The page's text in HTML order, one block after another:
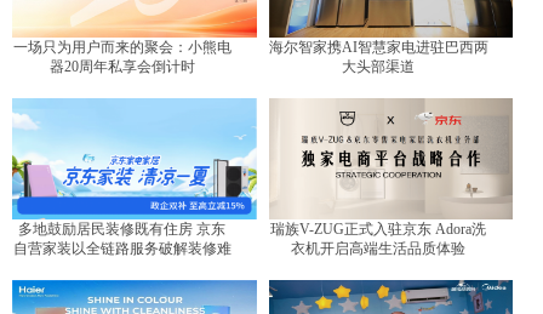
一场只为用户而来的聚会：小熊电
器20周年私享会倒计时
海尔智家携AI智慧家电进驻巴西两
大头部渠道
多地鼓励居民装修既有住房 京东
自营家装以全链路服务破解装修难
瑞族V-ZUG正式入驻京东 Adora洗
衣机开启高端生活品质体验